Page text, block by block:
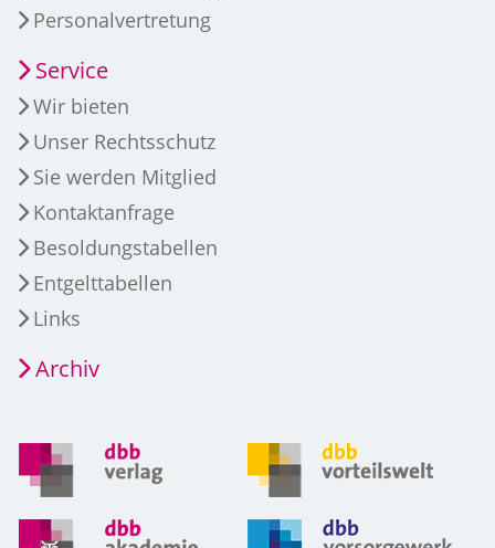
Personalvertretung
Service
Wir bieten
Unser Rechtsschutz
Sie werden Mitglied
Kontaktanfrage
Besoldungstabellen
Entgelttabellen
Links
Archiv